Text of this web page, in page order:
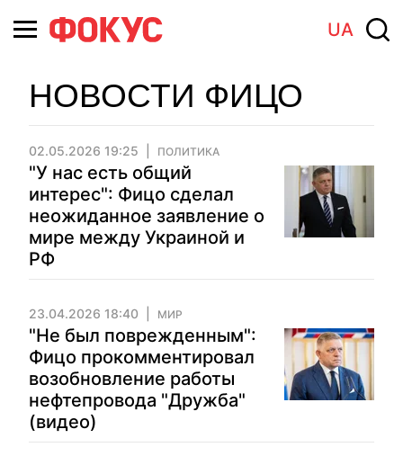
UA
НОВОСТИ ФИЦО
02.05.2026 19:25 ПОЛИТИКА
"У нас есть общий
интерес": Фицо сделал
неожиданное заявление о
мире между Украиной и
РФ
23.04.2026 18:40 МИР
"Не был поврежденным":
Фицо прокомментировал
возобновление работы
нефтепровода "Дружба"
(видео)